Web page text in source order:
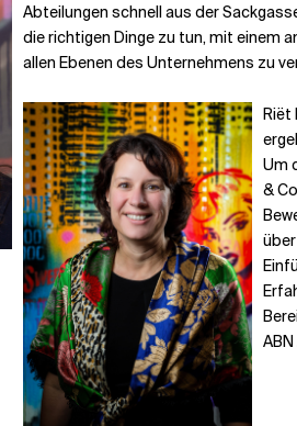
Abteilungen schnell aus der
die richtigen Dinge zu tun, mit einem
allen Ebenen des Unternehmens zu
Riët
Um
&